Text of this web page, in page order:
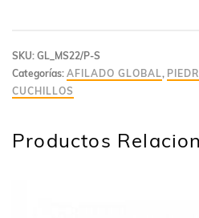
SKU: GL_MS22/P-S
Categorías: AFILADO GLOBAL,
CUCHILLOS
Productos